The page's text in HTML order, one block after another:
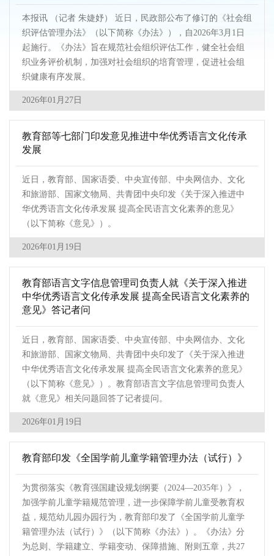
本报讯 （记者 朱婕妤） 近日，民政部公布了修订的《社会组
织评估管理办法》（以下简称《办法》），自2026年3月1日
起施行。《办法》旨在规范社会组织评估工作，健全社会组
织业务评价机制，加强对社会组织的培育管理，促进社会组
织健康有序发展。
2026年01月27日
教育部等七部门印发意见推进中华优秀语言文化传承
发展
近日，教育部、国家语委、中央宣传部、中央网信办、文化
和旅游部、国家文物局、共青团中央印发《关于深入推进中
华优秀语言文化传承发展 提高全民语言文化素养的意见》
（以下简称《意见》）。
2026年01月19日
教育部语言文字信息管理司负责人就《关于深入推进
中华优秀语言文化传承发展 提高全民语言文化素养的
意见》答记者问
近日，教育部、国家语委、中央宣传部、中央网信办、文化
和旅游部、国家文物局、共青团中央印发了《关于深入推进
中华优秀语言文化传承发展 提高全民语言文化素养的意见》
（以下简称《意见》）。教育部语言文字信息管理司负责人
就《意见》相关问题回答了记者提问。
2026年01月19日
教育部印发《全国学前儿童学籍管理办法（试行）》
为贯彻落实《教育强国建设规划纲要（2024—2035年）》，
加强学前儿童学籍规范管理，进一步保障学前儿童受教育权
益，规范幼儿园办园行为，教育部印发了《全国学前儿童学
籍管理办法（试行）》（以下简称《办法》）。《办法》分
为总则、学籍建立、学籍变动、保障措施、附则五章，共27